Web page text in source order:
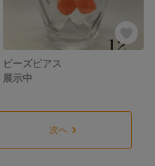
ビーズピアス
展示中
次へ